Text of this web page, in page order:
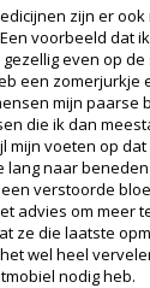
zijn er
voorbeeld dat
even op
een zomerjurkje
mijn paarse
die ik dan
mijn voeten op
lang naar
verstoorde
advies om meer
ze die laatste
wel heel
nodig heb.